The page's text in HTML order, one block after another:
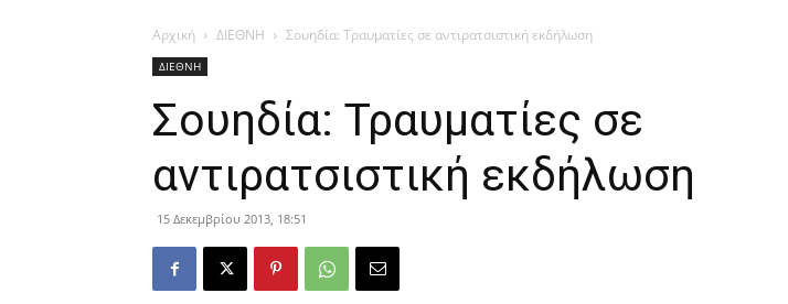
Αρχική ΔΙΕΘΝΗ Σουηδία: Τραυματίες σε αντιρατσιστική εκδήλωση
ΔΙΕΘΝΗ
Σουηδία: Τραυματίες σε
αντιρατσιστική εκδήλωση
15 Δεκεμβρίου 2013, 18:51